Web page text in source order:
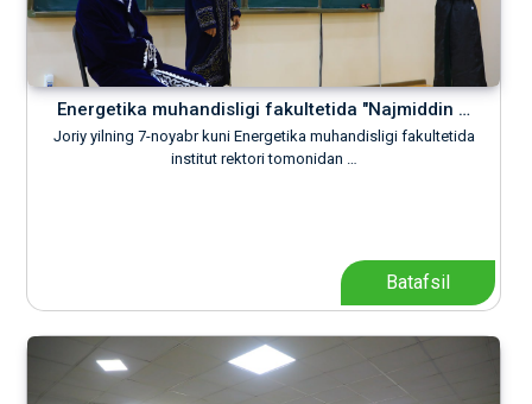
Energetika muhandisligi fakultetida "Najmiddin …
Joriy yilning 7-noyabr kuni Energetika muhandisligi fakultetida
institut rektori tomonidan …
Batafsil